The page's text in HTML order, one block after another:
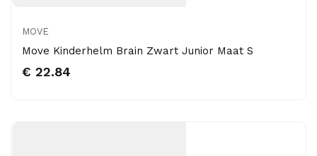
MOVE
Move Kinderhelm Brain Zwart Junior Maat S
€ 22.84